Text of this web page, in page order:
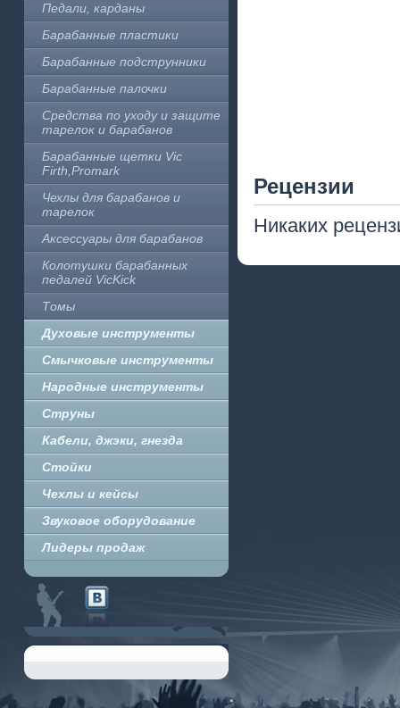
Педали, карданы
Барабанные пластики
Барабанные подструнники
Барабанные палочки
Средства по уходу и защите
тарелок и барабанов
Барабанные щетки Vic
Firth,Promark
Чехлы для барабанов и
тарелок
Аксессуары для барабанов
Колотушки барабанных
педалей VicKick
Томы
Духовые инструменты
Смычковые инструменты
Народные инструменты
Струны
Кабели, джэки, гнезда
Стойки
Чехлы и кейсы
Звуковое оборудование
Лидеры продаж
Рецензии
Никаких